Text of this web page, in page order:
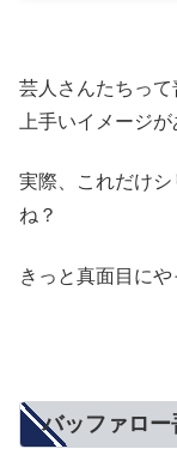
芸人さんたちっ
上手いイメージ
実際、これだけ
ね？
きっと真面目にや
バッファロ